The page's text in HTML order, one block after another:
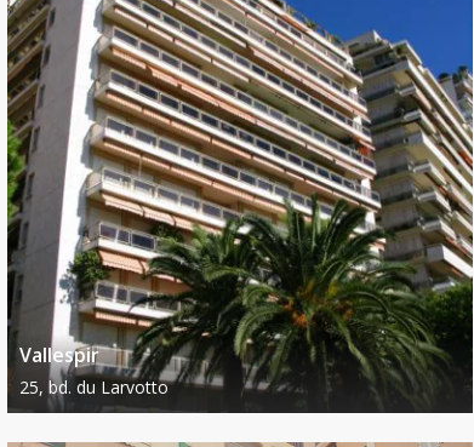
Vallespir
25, bd. du Larvotto